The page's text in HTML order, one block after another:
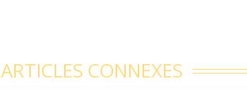
ARTICLES CONNEXES